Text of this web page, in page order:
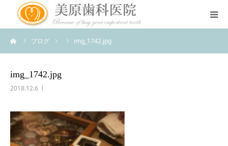
ブログ img_1742.jpg
img_1742.jpg
2018.12.6
医院のコンセプト
診療案内
アクセス